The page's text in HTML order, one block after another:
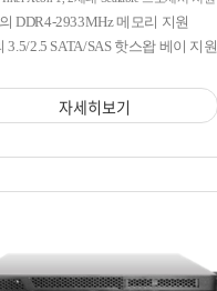
DDR4-2933MHz 메모리 지원
3.5/2.5 SATA/SAS 핫스왑 베이 지원
자세히보기